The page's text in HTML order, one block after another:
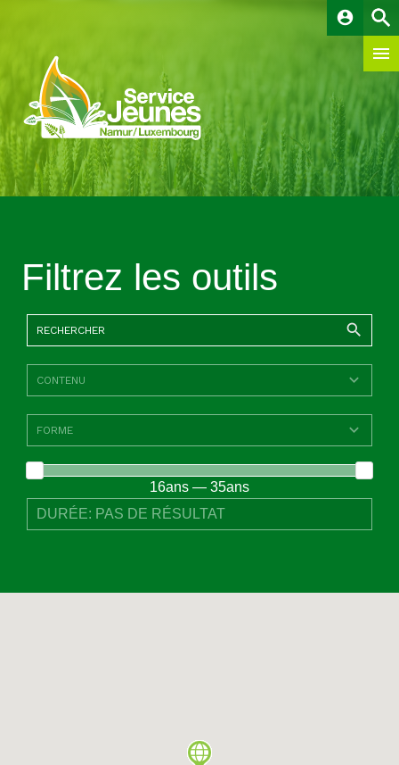
account_circle
Filtrez les outils
16ans — 35ans